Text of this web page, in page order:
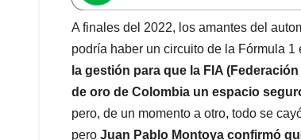
s
A
p
p
b
o
o
k
e
d
I
n
l
a
d
s
A finales del 2022, los amantes del
podría haber un circuito de la Fórmula 1
la gestión para que la FIA
de oro de Colombia un espacio
pero, de un momento a otro, todo se
pero Juan Pablo Montoya confirmó